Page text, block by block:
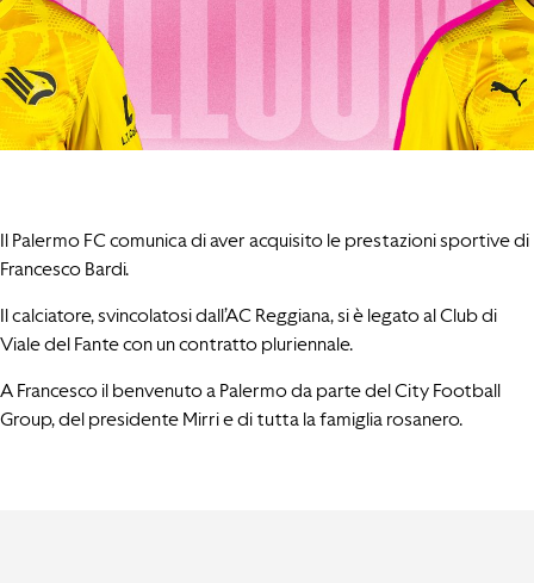
Il Palermo FC comunica di aver acquisito le prestazioni sportive di
Francesco Bardi.
Il calciatore, svincolatosi dall’AC Reggiana, si è legato al Club di
Viale del Fante con un contratto pluriennale.
A Francesco il benvenuto a Palermo da parte del City Football
Group, del presidente Mirri e di tutta la famiglia rosanero.